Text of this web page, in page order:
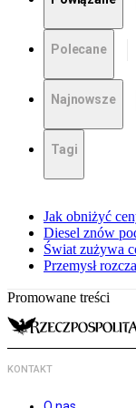
Polecane
Najnowsze
Tagi
Jak obniżyć
Diesel znów
Świat zużywa
Przemysł
Promowane treści
KONTAKT